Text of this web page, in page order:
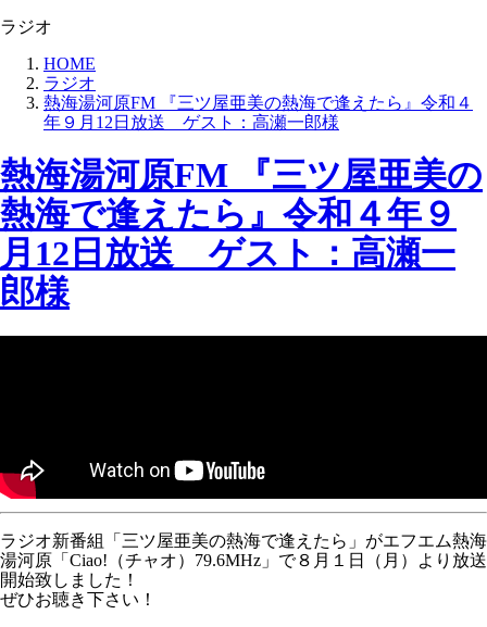
ラジオ
HOME
ラジオ
熱海湯河原FM 『三ツ屋亜美の熱海で逢えたら』令和４
年９月12日放送 ゲスト：高瀬一郎様
熱海湯河原FM 『三ツ屋亜美の
熱海で逢えたら』令和４年９
月12日放送 ゲスト：高瀬一
郎様
ラジオ新番組「三ツ屋亜美の熱海で逢えたら」がエフエム熱海
湯河原「Ciao!（チャオ）79.6MHz」で８月１日（月）より放送
開始致しました！
ぜひお聴き下さい！